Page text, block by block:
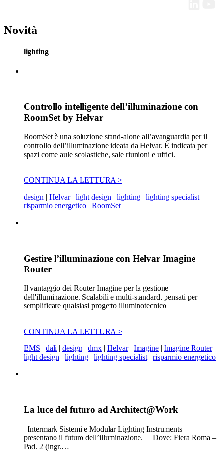
Novità
lighting
Controllo intelligente dell’illuminazione con
RoomSet by Helvar
RoomSet è una soluzione stand-alone all’avanguardia per il
controllo dell’illuminazione ideata da Helvar. È indicata per
spazi come aule scolastiche, sale riunioni e uffici.
CONTINUA LA LETTURA >
design | Helvar| light design | lighting | lighting specialist |
risparmio energetico | RoomSet
Gestire l’illuminazione con Helvar Imagine
Router
Il vantaggio dei Router Imagine per la gestione
dell'illuminazione. Scalabili e multi-standard, pensati per
semplificare qualsiasi progetto illuminotecnico
CONTINUA LA LETTURA >
BMS | dali | design | dmx | Helvar| Imagine | Imagine Router|
light design | lighting | lighting specialist| risparmio energetico
La luce del futuro ad Architect@Work
Intermark Sistemi e Modular Lighting Instruments
presentano il futuro dell’illuminazione. Dove: Fiera Roma –
Pad. 2 (ingr.…